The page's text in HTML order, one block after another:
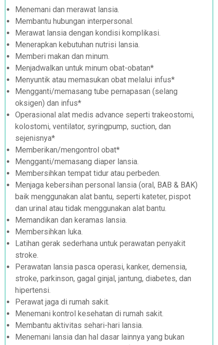
Menemani dan merawat lansia.
Membantu hubungan interpersonal.
Merawat lansia dengan kondisi komplikasi.
Menerapkan kebutuhan nutrisi lansia.
Memberi makan dan minum.
Menjadwalkan untuk minum obat-obatan*
Menyuntik atau memasukan obat melalui infus*
Mengganti/memasang tube pernapasan (selang
oksigen) dan infus*
Operasional alat medis advance seperti trakeostomi,
kolostomi, ventilator, syringpump, suction, dan
sejenisnya*
Memberikan/mengontrol obat*
Mengganti/memasang diaper lansia.
Membersihkan tempat tidur atau perbeden.
Menjaga kebersihan personal lansia (oral, BAB & BAK)
baik menggunakan alat bantu, seperti kateter, pispot
dan urinal atau tidak menggunakan alat bantu.
Memandikan dan keramas lansia.
Membersihkan luka.
Latihan gerak sederhana untuk perawatan penyakit
stroke.
Perawatan lansia pasca operasi, kanker, demensia,
stroke, parkinson, gagal ginjal, jantung, diabetes, dan
hipertensi.
Perawat jaga di rumah sakit.
Menemani kontrol kesehatan di rumah sakit.
Membantu aktivitas sehari-hari lansia.
Menemani lansia dan hal dasar lainnya yang bukan